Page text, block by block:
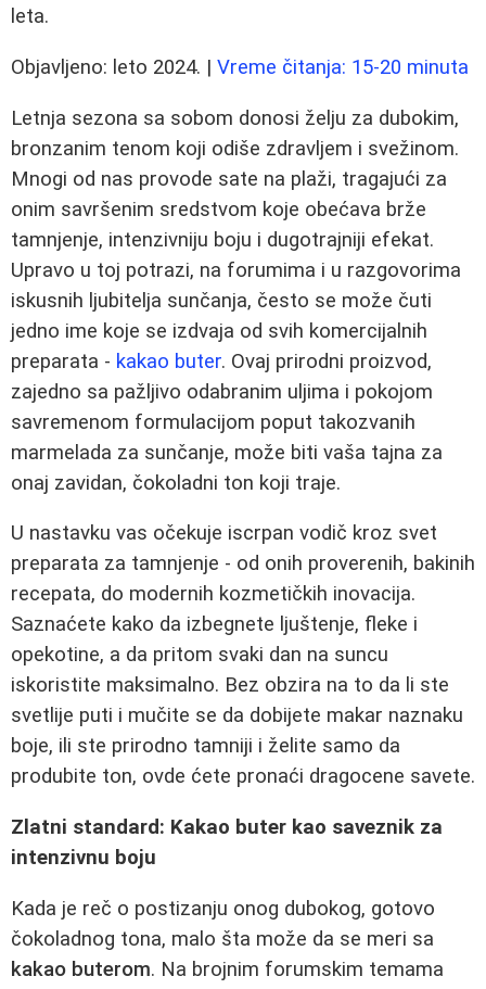
leta.
Objavljeno: leto 2024. | Vreme čitanja: 15-20 minuta
Letnja sezona sa sobom donosi želju za dubokim,
bronzanim tenom koji odiše zdravljem i svežinom.
Mnogi od nas provode sate na plaži, tragajući za
onim savršenim sredstvom koje obećava brže
tamnjenje, intenzivniju boju i dugotrajniji efekat.
Upravo u toj potrazi, na forumima i u razgovorima
iskusnih ljubitelja sunčanja, često se može čuti
jedno ime koje se izdvaja od svih komercijalnih
preparata - kakao buter. Ovaj prirodni proizvod,
zajedno sa pažljivo odabranim uljima i pokojom
savremenom formulacijom poput takozvanih
marmelada za sunčanje, može biti vaša tajna za
onaj zavidan, čokoladni ton koji traje.
U nastavku vas očekuje iscrpan vodič kroz svet
preparata za tamnjenje - od onih proverenih, bakinih
recepata, do modernih kozmetičkih inovacija.
Saznaćete kako da izbegnete ljuštenje, fleke i
opekotine, a da pritom svaki dan na suncu
iskoristite maksimalno. Bez obzira na to da li ste
svetlije puti i mučite se da dobijete makar naznaku
boje, ili ste prirodno tamniji i želite samo da
produbite ton, ovde ćete pronaći dragocene savete.
Zlatni standard: Kakao buter kao saveznik za
intenzivnu boju
Kada je reč o postizanju onog dubokog, gotovo
čokoladnog tona, malo šta može da se meri sa
kakao buterom. Na brojnim forumskim temama